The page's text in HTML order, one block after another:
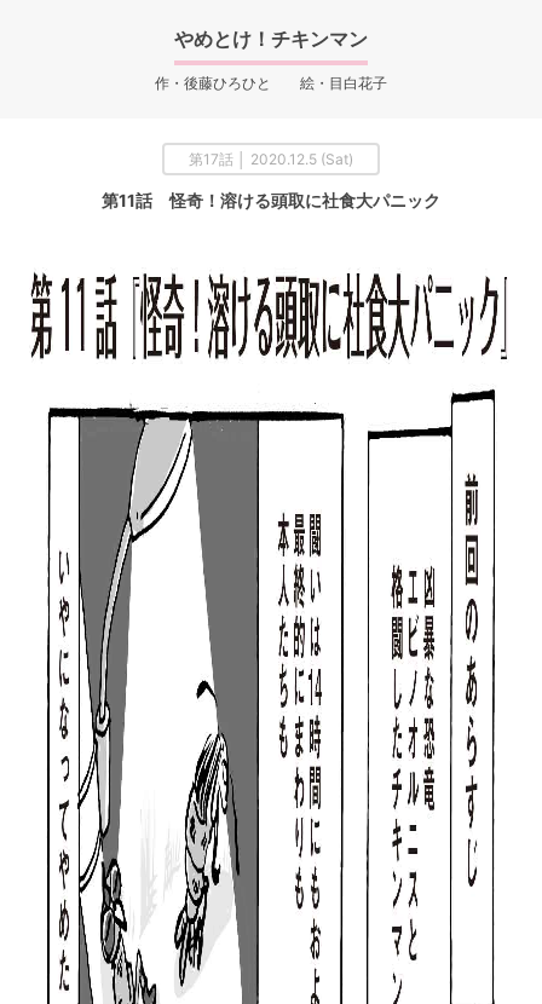
やめとけ！チキンマン
作・後藤ひろひと 絵・目白花子
第17話 │ 2020.12.5 (Sat)
第11話 怪奇！溶ける頭取に社食大パニック